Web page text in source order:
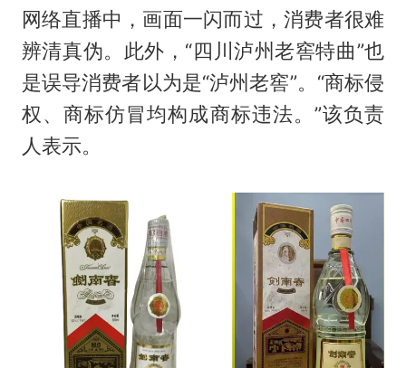
网络直播中，画面一闪而过，消费者很难
辨清真伪。此外，“四川泸州老窖特曲”也
是误导消费者以为是“泸州老窖”。“商标侵
权、商标仿冒均构成商标违法。”该负责
人表示。